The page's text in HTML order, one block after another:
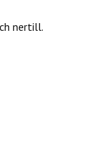
nertill.